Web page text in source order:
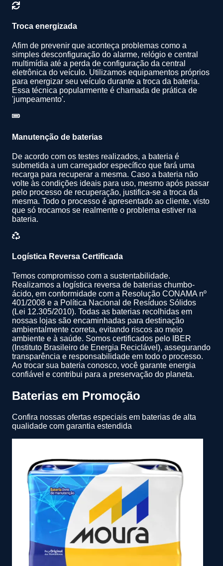
Troca energizada
Afim de prevenir que aconteça problemas como a
simples desconfiguração do alarme, relógio e central
multimídia até a perda de configuração da central
eletrônica do veículo. Utilizamos equipamentos próprios
para energizar seu veículo durante a troca da bateria.
Essa técnica popularmente é chamada de prática de
'jumpeamento'.
Manutenção de baterias
De acordo com os testes realizados, a bateria é
submetida a um carregador específico que fará uma
recarga para recuperar a mesma. Caso a bateria não
volte às condições ideais para uso, mesmo após passar
pelo processo de recuperação, justifica-se a troca da
mesma. Todo o processo é apresentado ao cliente, visto
que só trocamos se realmente o problema estiver na
bateria.
Logística Reversa Certificada
Temos compromisso com a sustentabilidade.
Realizamos a logística reversa de baterias chumbo-
ácido, em conformidade com a Resolução CONAMA nº
401/2008 e a Política Nacional de Resíduos Sólidos
(Lei 12.305/2010). Todas as baterias recolhidas em
nossas lojas são encaminhadas para destinação
ambientalmente correta, evitando riscos ao meio
ambiente e à saúde. Somos certificados pelo IBER
(Instituto Brasileiro de Energia Reciclável), assegurando
transparência e responsabilidade em todo o processo.
Ao trocar sua bateria conosco, você garante energia
confiável e contribui para a preservação do planeta.
Baterias em Promoção
Confira nossas ofertas especiais em baterias de alta
qualidade com garantia estendida